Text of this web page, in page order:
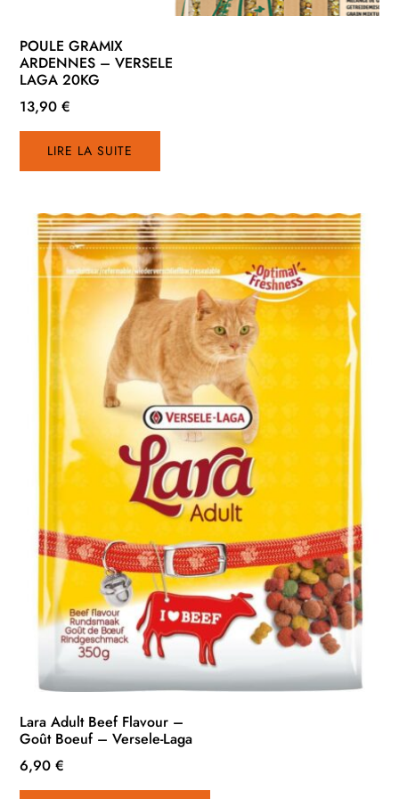
POULE GRAMIX
ARDENNES – VERSELE
LAGA 20KG
13,90€
LIRE LA SUITE
Lara Adult Beef Flavour –
Goût Boeuf – Versele-Laga
6,90€
Ce